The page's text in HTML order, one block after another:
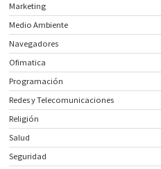
Marketing
Medio Ambiente
Navegadores
Ofimatica
Programación
Redes y Telecomunicaciones
Religión
Salud
Seguridad